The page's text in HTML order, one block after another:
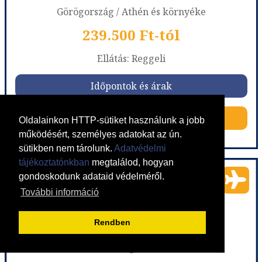
Oldalainkon HTTP-sütiket használunk a jobb
működésért, személyes adatokat az ún.
sütikben nem tárolunk. Adatvédelmi
tájékoztatónkban megtalálod, hogyan
gondoskodunk adataid védelméről.
További információ
Rendben
már 239.000 Ft-tól
Időpontok és árak
Görögország / Athén és környéke
239.500 Ft-tól
Ellátás: Reggeli
Időpontok és árak
Bőröndbe
Hétvége Athénban ***
Város:Athén
Utazás módja:
Ellátás:Reggeli
Szobatípus:2 ágyas szoba